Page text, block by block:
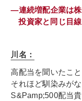
―連続増配企業は
投資家と同じ目
川名：
高配当を聞いたこ
それほど馴染みが
S&Pamp;500配当